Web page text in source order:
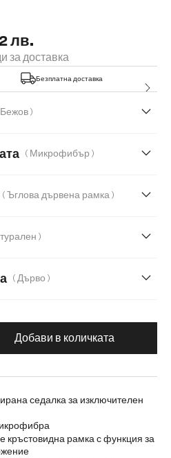
лв.
за доставка
Безплатна доставка
( Бежов )
( Микрофибър )
Мека тъкана материя
плат с текстура
( Ъглова дървена рамка )
( Натурален )
( Дърво )
стомана Метал
на продукта:
Добави в количката
седалка за изключителен
кръстовидна рамка с функция за